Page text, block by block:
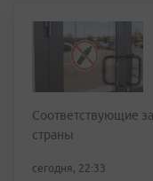
Соответствующие
страны
сегодня, 22:33